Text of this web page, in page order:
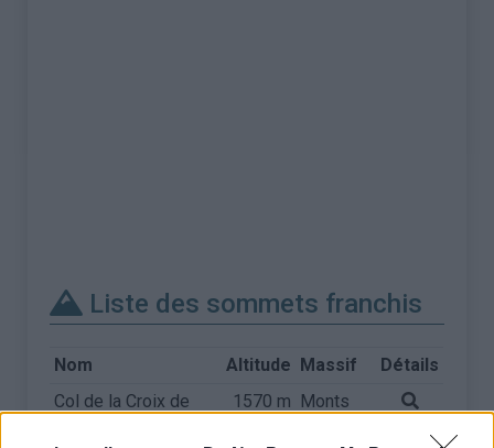
Liste des sommets franchis
Nom Altitude Massif
Détails
Col de la Croix de
1570 m Monts